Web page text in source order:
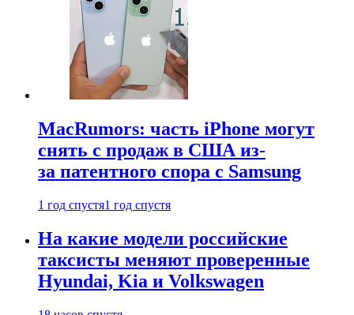
MacRumors: часть iPhone могут
снять с продаж в США из-
за патентного спора с Samsung
1 год спустя1 год спустя
На какие модели российские
таксисты меняют проверенные
Hyundai, Kia и Volkswagen